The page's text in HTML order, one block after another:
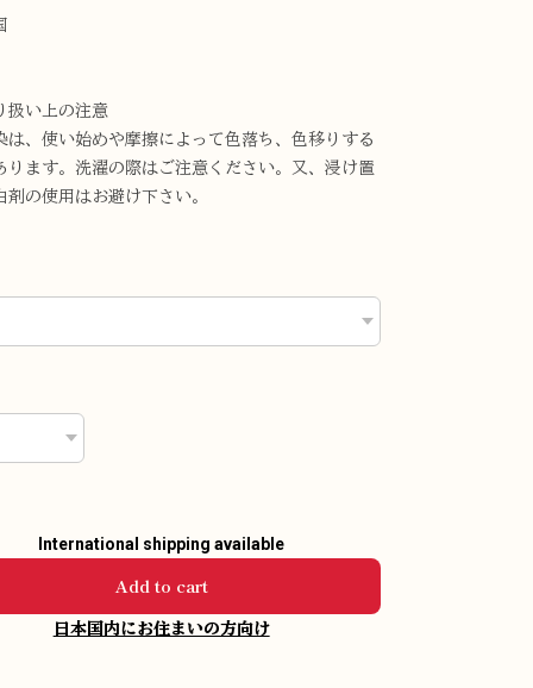
い上の注意
は、使い始めや摩擦によって色落ち、色移りする
ります。洗濯の際はご注意ください。又、浸け置
剤の使用はお避け下さい。
International shipping available
Add to cart
日本国内にお住まいの方向け